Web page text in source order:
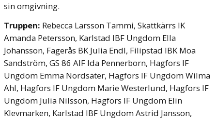
sin omgivning.
Truppen: Rebecca Larsson Tammi, Skattkärrs IK
Amanda Petersson, Karlstad IBF Ungdom Ella
Johansson, Fagerås BK Julia Endl, Filipstad IBK Moa
Sandström, GS 86 AIF Ida Pennerborn, Hagfors IF
Ungdom Emma Nordsäter, Hagfors IF UngdomWilma
Ahl, Hagfors IF Ungdom Marie Westerlund, Hagfors IF
Ungdom Julia Nilsson, Hagfors IF Ungdom Elin
Klevmarken, Karlstad IBF UngdomAstrid Jansson,